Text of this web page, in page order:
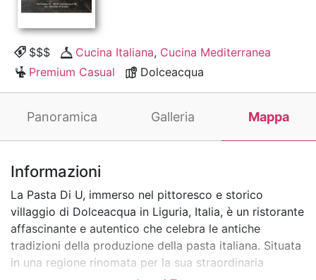
$$$ Cucina Italiana, Cucina Mediterranea
Premium Casual
Dolceacqua
Panoramica Galleria Mappa
Informazioni
La Pasta Di U, immerso nel pittoresco e storico
villaggio di Dolceacqua in Liguria, Italia, è un ristorante
affascinante e autentico che celebra le antiche
tradizioni della produzione della pasta italiana. Situata
in una regione rinomata per la sua straordinaria